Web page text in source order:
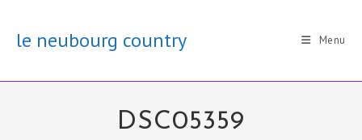
contentle neubourg country Menu
DSC05359